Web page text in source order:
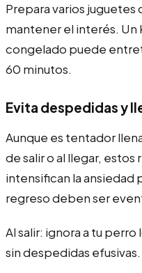
Prepara varios
mantener el interés.
congelado puede
60 minutos.
Evita despedidas y
Aunque es tentador
de salir o al llegar,
intensifican la ansiedad
regreso deben ser
Al salir: ignora a tu perro
sin despedidas efusivas.